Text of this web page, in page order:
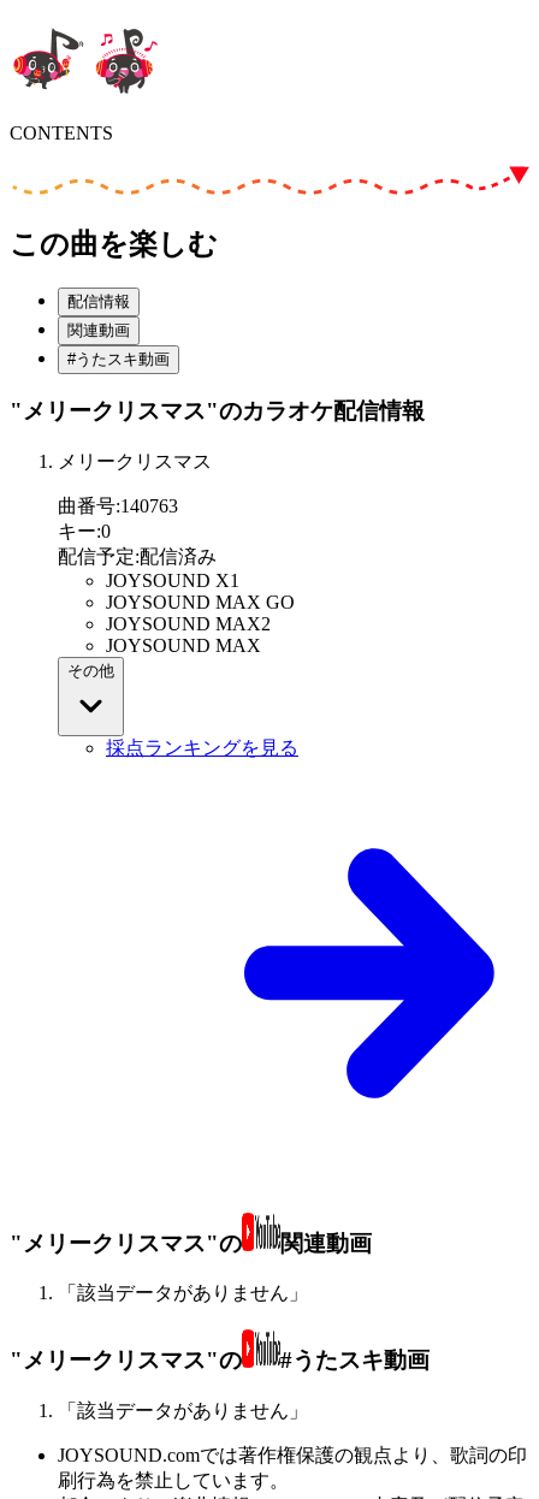
CONTENTS
この曲を楽しむ
配信情報
関連動画
#うたスキ動画
"メリークリスマス"のカラオケ配信情報
メリークリスマス
曲番号:140763
キー:0
配信予定:配信済み
JOYSOUND X1
JOYSOUND MAX GO
JOYSOUND MAX2
JOYSOUND MAX
その他
採点ランキングを見る
"メリークリスマス"の 関連動画
「該当データがありません」
"メリークリスマス"の #うたスキ動画
「該当データがありません」
JOYSOUND.comでは著作権保護の観点より、歌詞の印
刷行為を禁止しています。